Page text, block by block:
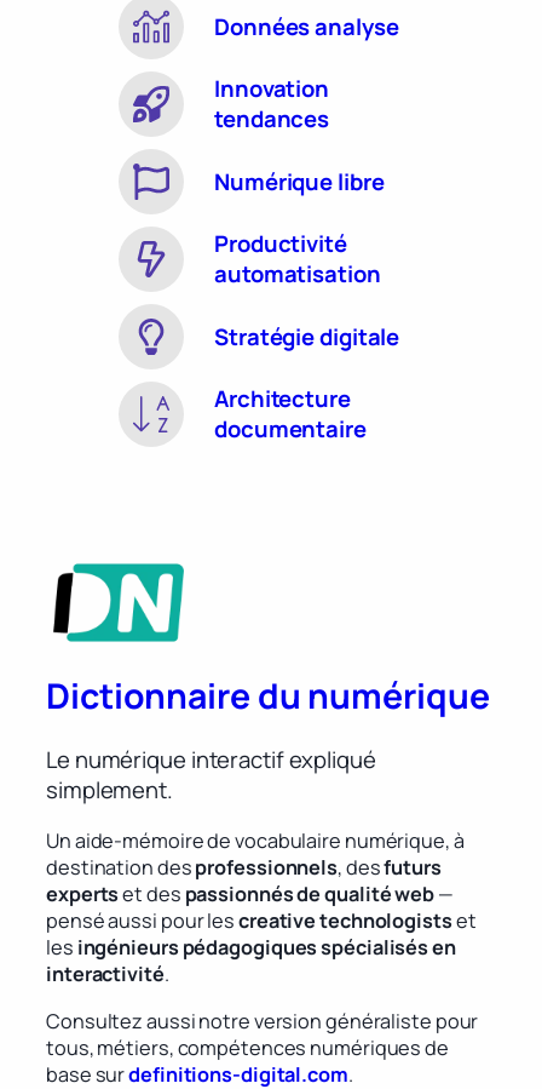
Données analyse
Innovation
tendances
Numérique libre
Productivité
automatisation
Stratégie digitale
Architecture
documentaire
Dictionnaire du numérique
Le numérique interactif expliqué
simplement.
Un aide-mémoire de vocabulaire numérique, à
destination desprofessionnels, desfuturs
expertset des passionnés de qualité web—
pensé aussi pour lescreative technologistset
les ingénieurs pédagogiques spécialisés en
interactivité.
Consultez aussi notre version généraliste pour
tous, métiers, compétences numériques de
base surdefinitions-digital.com.